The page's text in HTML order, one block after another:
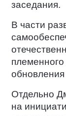
заседания.
В части
Отдельно
на